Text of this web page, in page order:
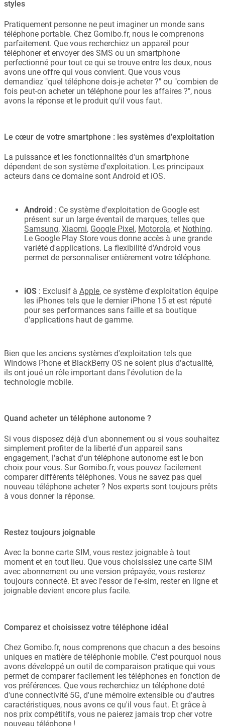
styles
Pratiquement personne ne peut imaginer un monde sans
téléphone portable. Chez Gomibo.fr, nous le comprenons
parfaitement. Que vous recherchiez un appareil pour
téléphoner et envoyer des SMS ou un smartphone
perfectionné pour tout ce qui se trouve entre les deux, nous
avons une offre qui vous convient. Que vous vous
demandiez "quel téléphone dois-je acheter ?" ou "combien de
fois peut-on acheter un téléphone pour les affaires ?", nous
avons la réponse et le produit qu'il vous faut.
Le cœur de votre smartphone : les systèmes d'exploitation
La puissance et les fonctionnalités d'un smartphone
dépendent de son système d'exploitation. Les principaux
acteurs dans ce domaine sont Android et iOS.
Android : Ce système d'exploitation de Google est
présent sur un large éventail de marques, telles que
Samsung, Xiaomi, Google Pixel , Motorola, et Nothing.
Le Google Play Store vous donne accès à une grande
variété d'applications. La flexibilité d'Android vous
permet de personnaliser entièrement votre téléphone.
iOS : Exclusif à Apple, ce système d'exploitation équipe
les iPhones tels que le dernier iPhone 15 et est réputé
pour ses performances sans faille et sa boutique
d'applications haut de gamme.
Bien que les anciens systèmes d'exploitation tels que
Windows Phone et BlackBerry OS ne soient plus d'actualité,
ils ont joué un rôle important dans l'évolution de la
technologie mobile.
Quand acheter un téléphone autonome ?
Si vous disposez déjà d'un abonnement ou si vous souhaitez
simplement profiter de la liberté d'un appareil sans
engagement, l'achat d'un téléphone autonome est le bon
choix pour vous. Sur Gomibo.fr, vous pouvez facilement
comparer différents téléphones. Vous ne savez pas quel
nouveau téléphone acheter ? Nos experts sont toujours prêts
à vous donner la réponse.
Restez toujours joignable
Avec la bonne carte SIM, vous restez joignable à tout
moment et en tout lieu. Que vous choisissiez une carte SIM
avec abonnement ou une version prépayée, vous resterez
toujours connecté. Et avec l'essor de l'e-sim, rester en ligne et
joignable devient encore plus facile.
Comparez et choisissez votre téléphone idéal
Chez Gomibo.fr, nous comprenons que chacun a des besoins
uniques en matière de téléphonie mobile. C'est pourquoi nous
avons développé un outil de comparaison pratique qui vous
permet de comparer facilement les téléphones en fonction de
vos préférences. Que vous recherchiez un téléphone doté
d'une connectivité 5G, d'une mémoire extensible ou d'autres
caractéristiques, nous avons ce qu'il vous faut. Et grâce à
nos prix compétitifs, vous ne paierez jamais trop cher votre
nouveau téléphone !